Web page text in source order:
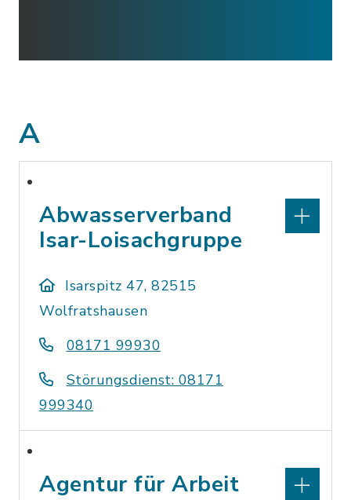
A
Abwasserverband
Isar-Loisachgruppe
Isarspitz 47, 82515
Wolfratshausen
08171 99930
Störungsdienst: 08171
999340
Agentur für Arbeit